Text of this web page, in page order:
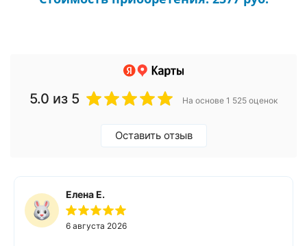
5.0 из 5 На основе 1 525 оценок
Оставить отзыв
Елена Е.
6 августа 2026